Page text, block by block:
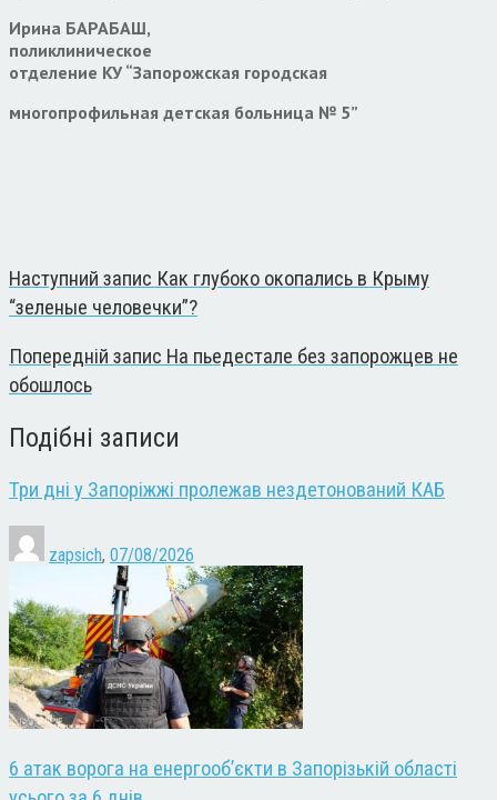
Ирина БАРАБАШ,
поликлиническое
отделение КУ “Запорожская городская
многопрофильная детская больница № 5”
Наступний запис Как глубоко окопались в Крыму
“зеленые человечки”?
Попередній запис На пьедестале без запорожцев не
обошлось
Подібні записи
Три дні у Запоріжжі пролежав нездетонований КАБ
zapsich, 07/08/2026
6 атак ворога на енергооб’єкти в Запорізькій області